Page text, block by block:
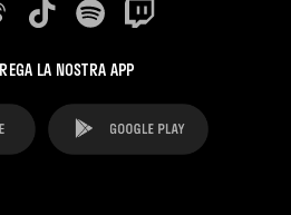
LA NOSTRA APP